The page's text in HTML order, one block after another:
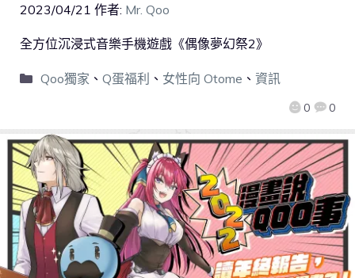
2023/04/21 作者: Mr. Qoo
0 0
全方位沉浸式音樂手機遊戲《偶像夢幻祭2》
Qoo獨家 、 Q蛋福利 、 女性向 Otome 、 資訊